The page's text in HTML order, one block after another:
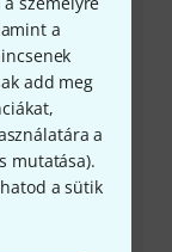
a
add meg
a
mutatása).
a sütik
esetén